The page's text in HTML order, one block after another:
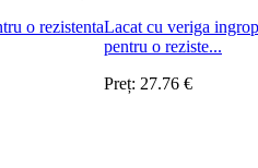
Lacat cu veriga
pentru o reziste...
Preț: 27.76 €